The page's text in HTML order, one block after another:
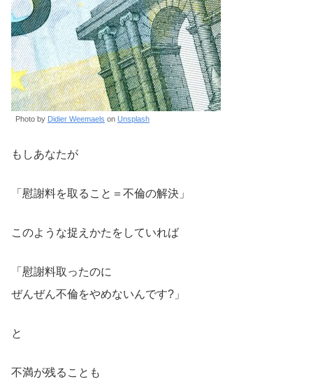
Photo by Didier Weemaels on Unsplash
もしあなたが
「慰謝料を取ること＝不倫の解決」
このような捉えかたをしていれば
「慰謝料取ったのに
ぜんぜん不倫をやめないんです?」
と
不満が残ることも